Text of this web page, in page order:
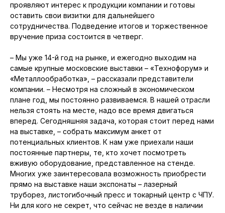
проявляют интерес к продукции компании и готовы
оставить свои визитки для дальнейшего
сотрудничества. Подведение итогов и торжественное
вручение приза состоится в четверг.
– Мы уже 14-й год на рынке, и ежегодно выходим на
самые крупные московские выставки – «Технофорум» и
«Металлообработка», – рассказали представители
компании. – Несмотря на сложный в экономическом
плане год, мы постоянно развиваемся. В нашей отрасли
нельзя стоять на месте, надо все время двигаться
вперед. Сегодняшняя задача, которая стоит перед нами
на выставке, – собрать максимум анкет от
потенциальных клиентов. К нам уже приехали наши
постоянные партнеры, те, кто хочет посмотреть
вживую оборудование, представленное на стенде.
Многих уже заинтересовала возможность приобрести
прямо на выставке наши экспонаты – лазерный
труборез, листогибочный пресс и токарный центр с ЧПУ.
Ни для кого не секрет, что сейчас не везде в наличии